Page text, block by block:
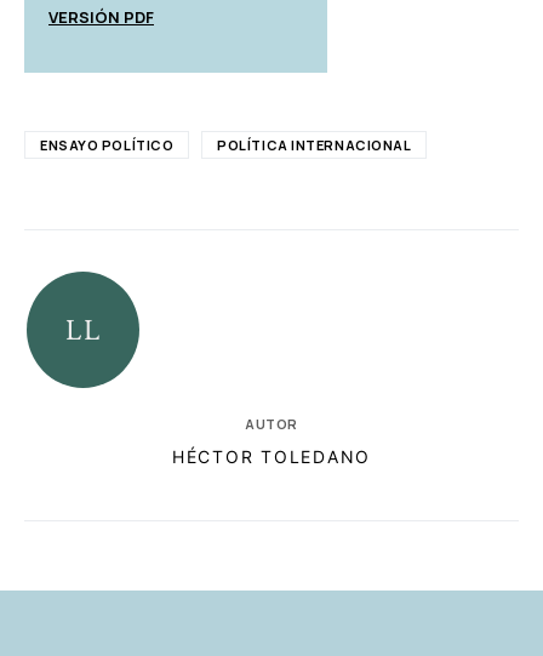
VERSIÓN PDF
ENSAYO POLÍTICO POLÍTICA INTERNACIONAL
AUTOR
HÉCTOR TOLEDANO